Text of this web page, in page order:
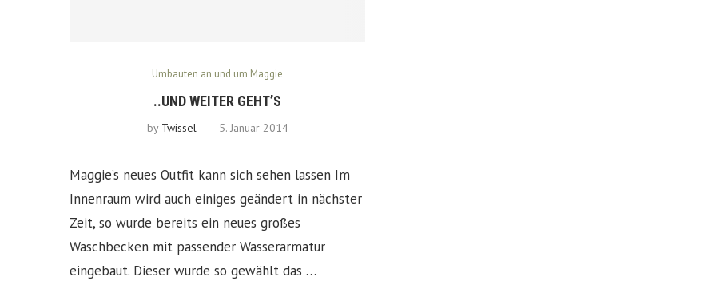
Umbauten an und um Maggie
..UND WEITER GEHT’S
by Twissel 5. Januar 2014
Maggie’s neues Outfit kann sich sehen lassen Im
Innenraum wird auch einiges geändert in nächster
Zeit, so wurde bereits ein neues großes
Waschbecken mit passender Wasserarmatur
eingebaut. Dieser wurde so gewählt das …